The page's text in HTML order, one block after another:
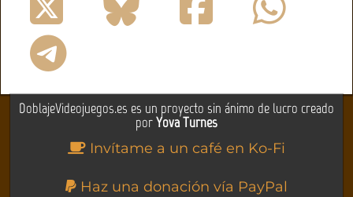
DoblajeVideojuegos.es es un proyecto sin ánimo de lucro creado
porYova Turnes
Invítame a un café en Ko-Fi
Haz una donación vía PayPal